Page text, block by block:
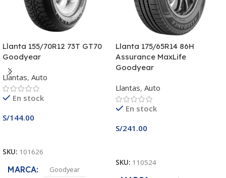
Llanta 155/70R12 73T GT70
Goodyear
Llantas, Auto
En stock
S/144.00
SKU: 101626
MARCA Goodyear
Llanta 175/65R14 86H
Assurance MaxLife
Goodyear
Llantas, Auto
En stock
S/241.00
SKU: 110524